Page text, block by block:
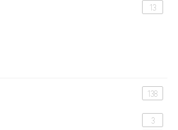
13
138
3